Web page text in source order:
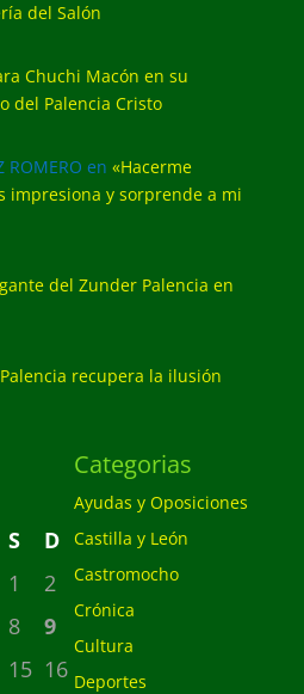
del Salón
Chuchi Macón en su
del Palencia Cristo
ROMERO en «Hacerme
impresiona y sorprende a mi
del Zunder Palencia en
recupera la ilusión
S
D
1
2
8
9
15 16
Categorias
Ayudas y Oposiciones
Castilla y León
Castromocho
Crónica
Cultura
Deportes